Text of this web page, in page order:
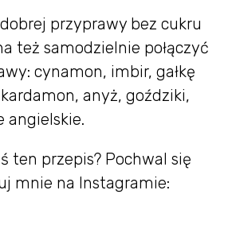
przyprawy bez cukru
też samodzielnie połączyć
cynamon, imbir, gałkę
anyż, goździki,
angielskie.
ten przepis? Pochwal się
mnie na Instagramie: